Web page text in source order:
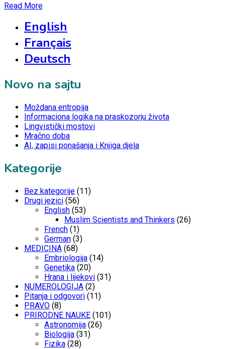
Read More
English
Français
Deutsch
Novo na sajtu
Moždana entropija
Informaciona logika na praskozorju života
Lingvistički mostovi
Mračno doba
AI, zapisi ponašanja i Knjiga djela
Kategorije
Bez kategorije (11)
Drugi jezici (56)
English (53)
Muslim Scientists and Thinkers (26)
French (1)
German (3)
MEDICINA (68)
Embriologija (14)
Genetika (20)
Hrana i lijekovi (31)
NUMEROLOGIJA (2)
Pitanja i odgovori (11)
PRAVO (8)
PRIRODNE NAUKE (101)
Astronomija (26)
Biologija (31)
Fizika (28)